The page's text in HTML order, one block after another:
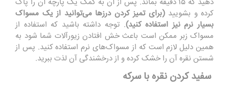
کرده و بشویید(برای تمیز کردن درزها می‌توانید از یک مسواک
بسیار نرم نیز استفاده کنید). توجه داشته باشید که استفاده از
مسواک زبر ممکن است باعث خش افتادن زیورآلات شما شود به
‌همین دلیل لازم است که از مسواک‌های نرم استفاده کنید. پس ‌از
شستن نقره آن را خشک کرده و از درخشندگی آن لذت ببرید.
سفید کردن نقره با سرکه